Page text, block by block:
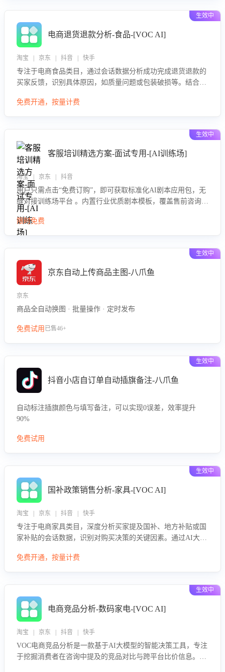
生效中
电商退货退款分析-食品-[VOC AI]
淘宝 | 京东 | 抖音 | 快手
专注于电商食品类目，通过会话数据分析成功完成退货退款的
买家反馈，识别具体原因，如质量问题或包装破损等。结合AI
低退款率，提升售后效率。
免费开通，按量计费
生效中
客服培训精选方案-面试专用-[AI训练场]
淘宝 | 京东 | 抖音
用户只需点击“免费订购”，即可获取标准化AI剧本应用包，无
缝对接训练场平台 。内置行业优质剧本模板，覆盖售前咨询、
售后处理等全场景，消除复杂部署流程，节省90%的初始化时
间，助力企业快速启动智能客服训练
限时免费
生效中
京东自动上传商品主图-八爪鱼
京东
商品全自动换图 · 批量操作 · 定时发布
免费试用 已售46+
生效中
抖音小店自订单自动插旗备注-八爪鱼
自动标注插旗颜色与填写备注，可以实现0误差，效率提升
90%
免费试用
生效中
国补政策销售分析-家具-[VOC AI]
淘宝 | 京东 | 抖音 | 快手
专注于电商家具类目，深度分析买家提及国补、地方补贴或国
家补贴的会话数据，识别对购买决策的关键因素。通过AI大模
略，助力商家利用国补政策提升GMV。
免费开通，按量计费
生效中
电商竞品分析-数码家电-[VOC AI]
淘宝 | 京东 | 抖音 | 快手
VOC电商竞品分析是一款基于AI大模型的智能决策工具，专注
于挖掘消费者在咨询中提及的竞品对比与跨平台比价信息。该